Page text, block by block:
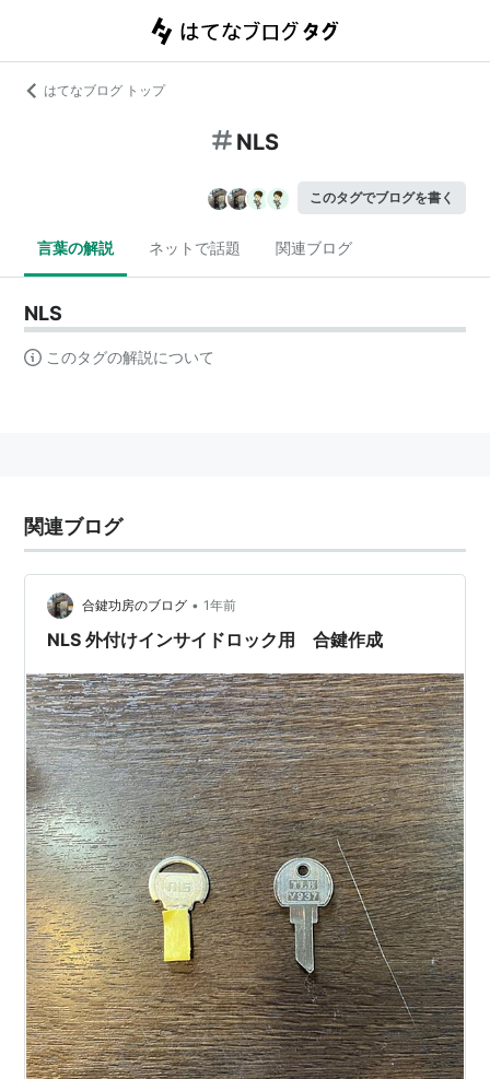
はてなブログ トップ
NLS
このタグでブログを書く
言葉の解説 ネットで話題 関連ブログ
NLS
このタグの解説について
関連ブログ
合鍵功房のブログ • 1年前
NLS 外付けインサイドロック用 合鍵作成